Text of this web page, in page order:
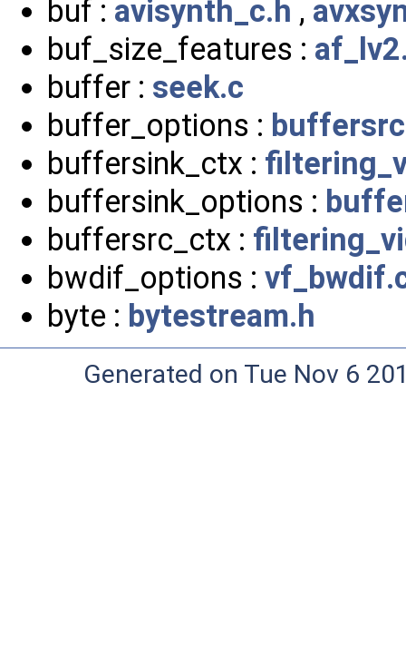
buf : avisynth_c.h ,
buf_size_features :
buffer : seek.c
buffer_options :
buffersink_ctx :
buffersink_options :
buffersrc_ctx :
bwdif_options :
byte : bytestream.h
Generated on Tue Nov 6